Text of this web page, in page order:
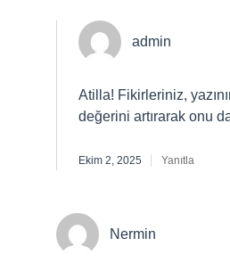
admin
Atilla! Fikirleriniz,
değerini artırarak onu
Ekim 2, 2025 Yanıtla
Nermin